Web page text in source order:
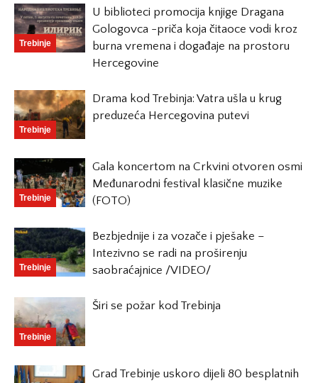
Trebinje
U biblioteci promocija knjige Dragana
Gologovca -priča koja čitaoce vodi kroz
burna vremena i događaje na prostoru
Hercegovine
Trebinje
Drama kod Trebinja: Vatra ušla u krug
preduzeća Hercegovina putevi
Trebinje
Gala koncertom na Crkvini otvoren osmi
Međunarodni festival klasične muzike
(FOTO)
Trebinje
Bezbjednije i za vozače i pješake –
Intezivno se radi na proširenju
saobraćajnice /VIDEO/
Trebinje
Širi se požar kod Trebinja
Grad Trebinje uskoro dijeli 80 besplatnih